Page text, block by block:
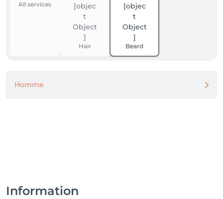
All services
Hair Beard
Homme
Information